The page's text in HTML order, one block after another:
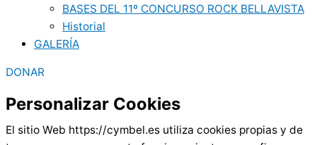
BASES DEL 11º CONCURSO ROCK BELLAVISTA
Historial
GALERÍA
DONAR
Personalizar Cookies
El sitio Web https://cymbel.es utiliza cookies propias y de